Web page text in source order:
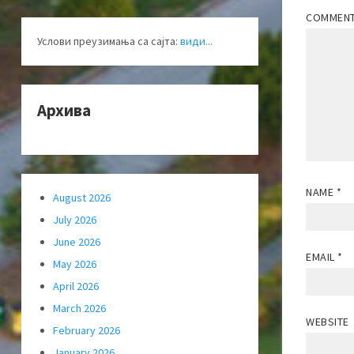
NAME *
EMAIL *
WEBSITE
Услови преузимања са сајта: види...
Архива
August 2026
July 2026
June 2026
May 2026
April 2026
March 2026
February 2026